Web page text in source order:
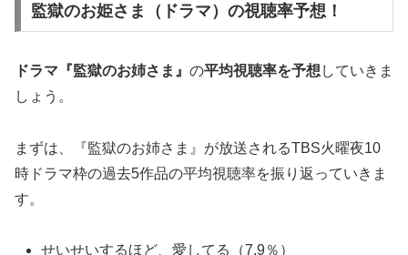
監獄のお姫さま（ドラマ）の視聴率予想！
ドラマ『監獄のお姉さま』 の平均視聴率を予想 していきま
しょう。
まずは、『監獄のお姉さま』が放送されるTBS火曜夜10
時ドラマ枠の過去5作品の平均視聴率を振り返っていきま
す。
せいせいするほど、愛してる（7.9％）